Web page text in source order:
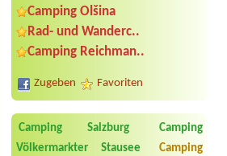
Camping Olšina
Rad- und Wanderc..
Camping Reichman..
Zugeben Favoriten
Camping Salzburg
Camping
Völkermarkter Stausee
Camping